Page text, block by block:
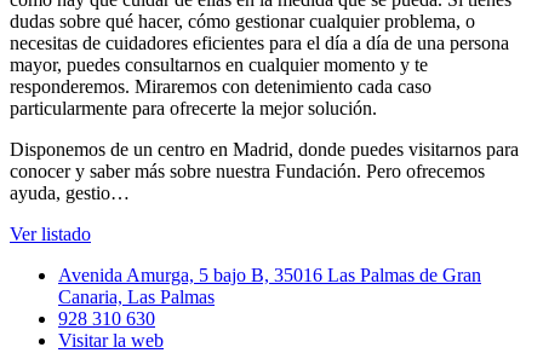
dudas sobre qué hacer, cómo gestionar cualquier problema, o
necesitas de cuidadores eficientes para el día a día de una persona
mayor, puedes consultarnos en cualquier momento y te
responderemos. Miraremos con detenimiento cada caso
particularmente para ofrecerte la mejor solución.
Disponemos de un centro en Madrid, donde puedes visitarnos para
conocer y saber más sobre nuestra Fundación. Pero ofrecemos
ayuda, gestio…
Ver listado
Avenida Amurga, 5 bajo B, 35016 Las Palmas de Gran
Canaria, Las Palmas
928 310 630
Visitar la web